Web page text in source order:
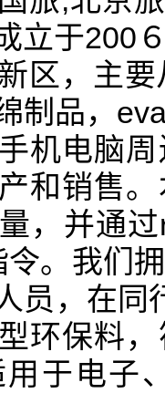
立于200
区，主
制品，
机电脑
和销售
，并通
。我们
员，在
环保料
于电子